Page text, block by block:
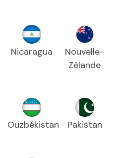
Nicaragua
Nouvelle-
Zélande
Ouzbékistan Pakistan